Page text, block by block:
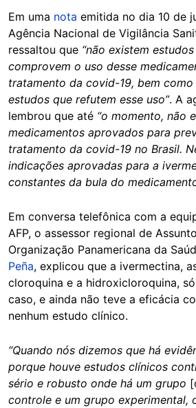
Em uma nota emitida no dia 10 de
Agência Nacional de Vigilância
ressaltou que “não existem
comprovem o uso desse
tratamento da covid-19, bem como
estudos que refutem esse uso”. A
lembrou que até “o momento, não
medicamentos aprovados para
tratamento da covid-19 no Brasil.
indicações aprovadas para a
constantes da bula do
Em conversa telefônica com a
AFP, o assessor regional de
Organização Panamericana da
Peña, explicou que a ivermectina,
cloroquina e a hidroxicloroquina,
caso, e ainda não teve a eficácia
nenhum estudo clínico.
“Quando nós dizemos que há
porque houve estudos clínicos
sério e robusto onde há um grupo
controle e um grupo experimental,